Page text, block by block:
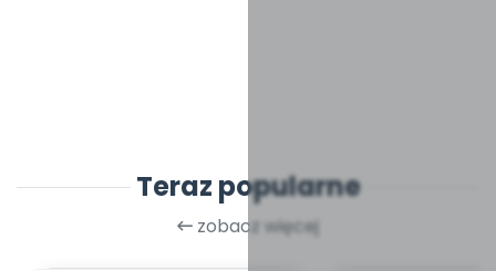
Teraz popularne
zobacz więcej